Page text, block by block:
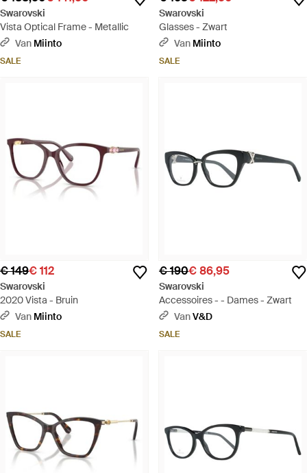
Swarovski
Vista Optical Frame - Metallic
Van Miinto
SALE
Swarovski
Glasses - Zwart
Van Miinto
SALE
€ 149€ 112
Swarovski
2020 Vista - Bruin
Van Miinto
SALE
€ 190€ 86,95
Swarovski
Accessoires - - Dames - Zwart
VanV&D
SALE